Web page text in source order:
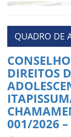
QUADRO DE
DIREITOS
001/2026 –